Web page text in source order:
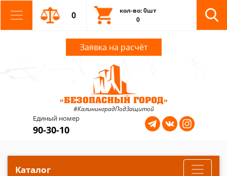
0
кол-во: 0шт
0
Заявка на расчёт
#КалининградПодЗащитой
Единый номер
90-30-10
Каталог